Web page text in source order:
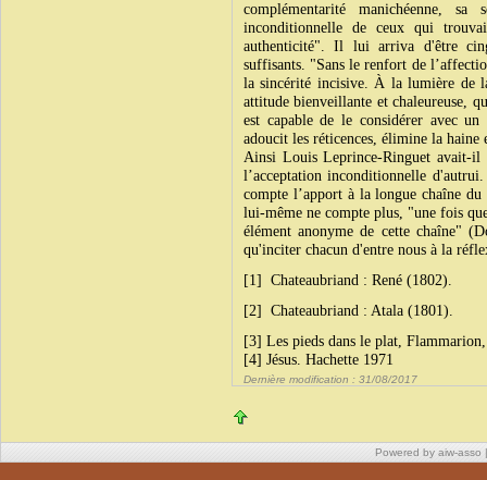
complémentarité manichéenne,
inconditionnelle de ceux qui
authenticité". Il lui arriva d'être
suffisants. "Sans le renfort de
la sincérité incisive. À la lumière de
attitude bienveillante et chaleureuse,
est capable de le considérer avec
adoucit les réticences, élimine la haine
Ainsi Louis Leprince-Ringuet avait-il
l’acceptation inconditionnelle
compte l’apport à la longue chaîne
lui-même ne compte plus, "une fois
élément anonyme de cette chaîne"
qu'inciter chacun d'entre nous à la
[1] Chateaubriand : René (1802).
[2] Chateaubriand : Atala (1801).
[3] Les pieds dans le plat,
[4] Jésus. Hachette 1971
Dernière modification : 31/08/2017
Powered by aiw-asso